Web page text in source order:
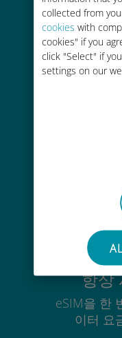
collected from
cookies with
cookies" if you
click "Select" if
settings on our
Wi-Fi나 남
앱을 통
기존 SIM
항상
eSIM을 한
이터 요